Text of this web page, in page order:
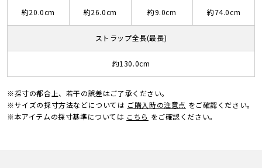
約20.0cm 約26.0cm 約9.0cm 約74.0cm
ストラップ全長(最長)
約130.0cm
※採寸の都合上、若干の誤差はご了承ください。
※サイズの採寸方法などについては ご購入時の注意点 をご確認ください。
※本アイテムの採寸基準については こちら をご確認ください。